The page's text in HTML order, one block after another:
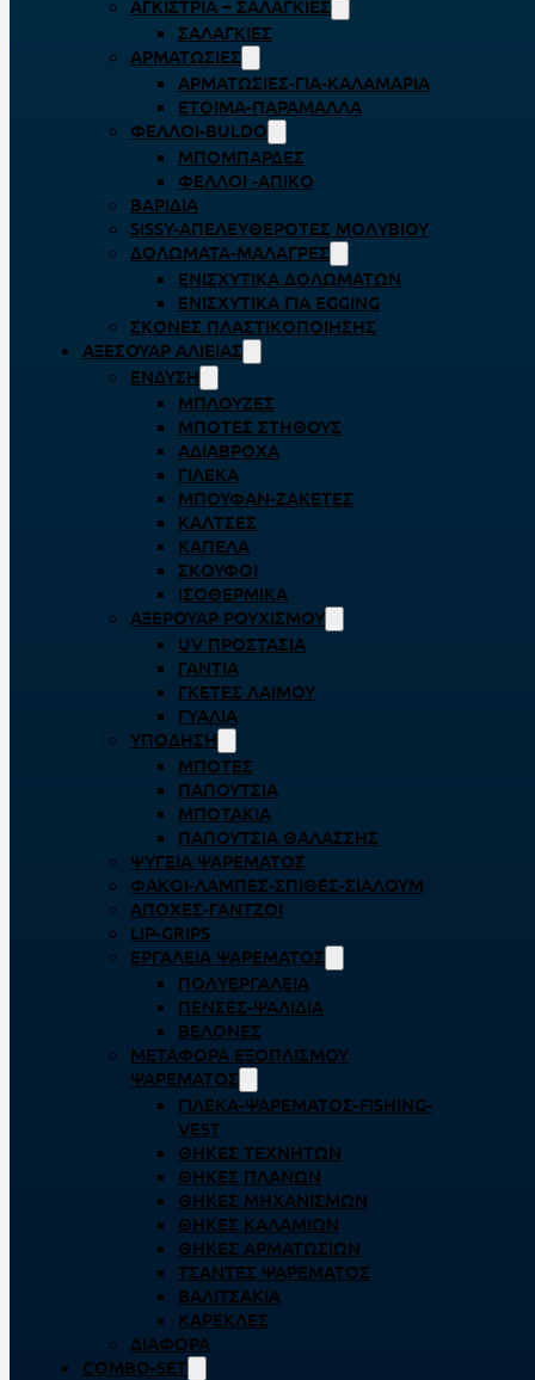
ΑΓΚΊΣΤΡΙΑ – ΣΑΛΑΓΚΙΈΣ
ΣΑΛΑΓΚΙΈΣ
ΑΡΜΑΤΩΣΙΈΣ
ΑΡΜΑΤΩΣΙΈΣ-ΓΙΑ-ΚΑΛΑΜΆΡΙΑ
ΈΤΟΙΜΑ-ΠΑΡΆΜΑΛΛΑ
ΦΕΛΛΟΊ-BULDO
ΜΠΟΜΠΆΡΔΕΣ
ΦΕΛΛΟΊ -ΑΠΊΚΟ
ΒΑΡΊΔΙΑ
SISSY-ΑΠΕΛΕΥΘΕΡΟΤΈΣ ΜΟΛΥΒΙΟΎ
ΔΟΛΏΜΑΤΑ-ΜΑΛΆΓΡΕΣ
ΕΝΙΣΧΥΤΙΚΆ ΔΟΛΩΜΆΤΩΝ
ΕΝΙΣΧΥΤΙΚΆ ΓΙΑ EGGING
ΣΚΌΝΕΣ ΠΛΑΣΤΙΚΟΠΟΊΗΣΗΣ
ΑΞΕΣΟΥΆΡ ΑΛΙΕΊΑΣ
ΈΝΔΥΣΗ
ΜΠΛΟΎΖΕΣ
ΜΠΌΤΕΣ ΣΤΉΘΟΥΣ
ΑΔΙΆΒΡΟΧΑ
ΓΙΛΈΚΑ
ΜΠΟΥΦΆΝ-ΖΑΚΈΤΕΣ
ΚΆΛΤΣΕΣ
ΚΑΠΈΛΑ
ΣΚΟΎΦΟΙ
ΙΣΟΘΕΡΜΙΚΆ
ΑΞΕΡΟΥΆΡ ΡΟΥΧΙΣΜΟΎ
UV ΠΡΟΣΤΑΣΊΑ
ΓΆΝΤΙΑ
ΓΚΈΤΕΣ ΛΑΊΜΟΥ
ΓΥΑΛΙΆ
ΥΠΌΔΗΣΗ
ΜΠΌΤΕΣ
ΠΑΠΟΎΤΣΙΑ
ΜΠΟΤΆΚΙΑ
ΠΑΠΟΎΤΣΙΑ ΘΑΛΆΣΣΗΣ
ΨΥΓΕΊΑ ΨΑΡΈΜΑΤΟΣ
ΦΑΚΟΊ-ΛΆΜΠΕΣ-ΣΠΊΘΕΣ-ΣΊΑΛΟΥΜ
ΑΠΌΧΕΣ-ΓΆΝΤΖΟΙ
LIP-GRIPS
EΡΓΑΛΕΊΑ ΨΑΡΈΜΑΤΟΣ
ΠΟΛΥΕΡΓΑΛΕΊΑ
ΠΈΝΣΕΣ-ΨΑΛΊΔΙΑ
ΒΕΛΌΝΕΣ
ΜΕΤΑΦΟΡΆ ΕΞΟΠΛΙΣΜΟΎ
ΨΑΡΈΜΑΤΟΣ
ΓΙΛΈΚΑ-ΨΑΡΈΜΑΤΟΣ-FISHING-
VEST
ΘΉΚΕΣ ΤΕΧΝΗΤΏΝ
ΘΉΚΕΣ ΠΛΆΝΩΝ
ΘΉΚΕΣ ΜΗΧΑΝΙΣΜΏΝ
ΘΉΚΕΣ ΚΑΛΑΜΙΏΝ
ΘΉΚΕΣ ΑΡΜΑΤΩΣΙΏΝ
ΤΣΆΝΤΕΣ ΨΑΡΈΜΑΤΟΣ
ΒΑΛΙΤΣΆΚΙΑ
ΚΑΡΈΚΛΕΣ
ΔΙΆΦΟΡΑ
COMBO-SET